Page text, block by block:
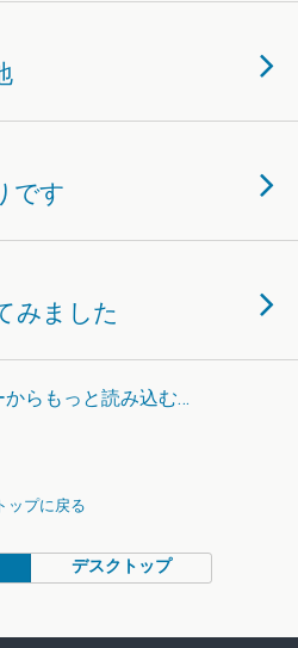
です
みました
からもっと読み込む…
ップに戻る
デスクトップ